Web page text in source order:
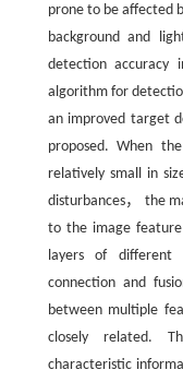
prone to be affected
background and
detection accuracy
algorithm for
an improved target
proposed. When
relatively small in
disturbances， the
to the image
layers of different
connection and
between multiple
closely related.
characteristic